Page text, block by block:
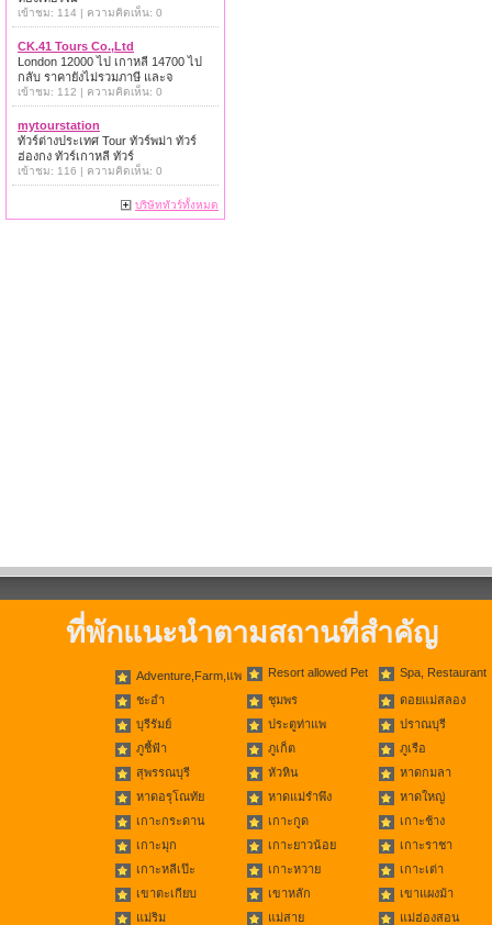
เข้าชม: 114 | ความคิดเห็น: 0
CK.41 Tours Co.,Ltd
London 12000 ไป เกาหลี 14700 ไป
กลับ ราคายังไม่รวมภาษี และจ
เข้าชม: 112 | ความคิดเห็น: 0
mytourstation
ทัวร์ต่างประเทศ Tour ทัวร์พม่า ทัวร์
ฮ่องกง ทัวร์เกาหลี ทัวร์
เข้าชม: 116 | ความคิดเห็น: 0
บริษัททัวร์ทั้งหมด
ที่พักแนะนำตามสถานที่สำคัญ
Adventure,Farm,แพ Resort allowed Pet Spa, Restaurant
ชะอำ ชุมพร
ดอยแม่สลอง
บุรีรัมย์
ประตูท่าแพ
ปราณบุรี
ภูชี้ฟ้า
ภูเก็ต
ภูเรือ
สุพรรณบุรี
หัวหิน
หาดกมลา
หาดอรุโณทัย
หาดแม่รำพึง
หาดใหญ่
เกาะกระดาน
เกาะกูด
เกาะช้าง
เกาะมุก
เกาะยาวน้อย
เกาะราชา
เกาะหลีเป๊ะ
เกาะหวาย
เกาะเต่า
เขาตะเกียบ
เขาหลัก
เขาแผงม้า
แม่ริม
แม่สาย แม่ฮ่องสอน